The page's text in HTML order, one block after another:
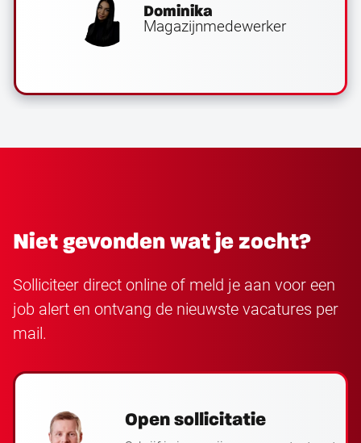
Dominika
Magazijnmedewerker
Niet gevonden wat je zocht?
Solliciteer direct online of meld je aan voor een
job alert en ontvang de nieuwste vacatures per
mail.
Open sollicitatie